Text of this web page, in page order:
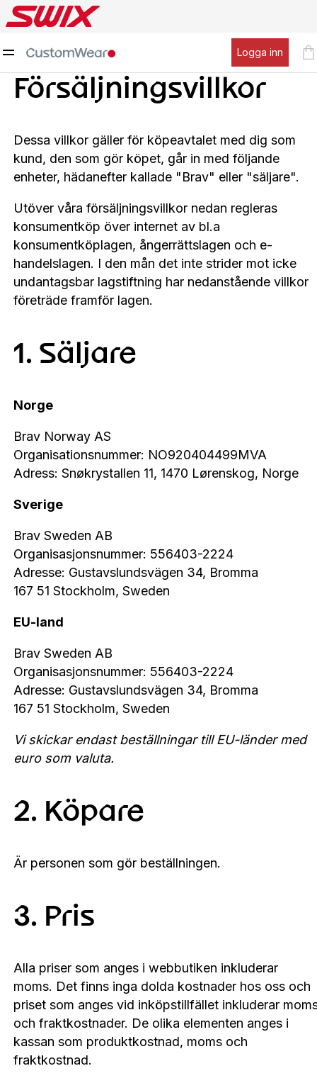
Logga inn
Försäljningsvillkor
Dessa villkor gäller för köpeavtalet med dig som
kund, den som gör köpet, går in med följande
enheter, hädanefter kallade "Brav" eller "säljare".
Utöver våra försäljningsvillkor nedan regleras
konsumentköp över internet av bl.a
konsumentköplagen, ångerrättslagen och e-
handelslagen. I den mån det inte strider mot icke
undantagsbar lagstiftning har nedanstående villkor
företräde framför lagen.
1. Säljare
Norge
Brav Norway AS
Organisationsnummer: NO920404499MVA
Adress: Snøkrystallen 11, 1470 Lørenskog, Norge
Sverige
Brav Sweden AB
Organisasjonsnummer: 556403-2224
Adresse: Gustavslundsvägen 34, Bromma
167 51 Stockholm, Sweden
EU-land
Brav Sweden AB
Organisasjonsnummer: 556403-2224
Adresse: Gustavslundsvägen 34, Bromma
167 51 Stockholm, Sweden
Vi skickar endast beställningar till EU-länder med
euro som valuta.
2. Köpare
Är personen som gör beställningen.
3. Pris
Alla priser som anges i webbutiken inkluderar
moms. Det finns inga dolda kostnader hos oss och
priset som anges vid inköpstillfället inkluderar
och fraktkostnader. De olika elementen anges i
kassan som produktkostnad, moms och
fraktkostnad.